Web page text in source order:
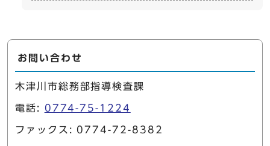
お問い合わせ
木津川市総務部指導検査課
電話: 0774-75-1224
ファックス: 0774-72-8382